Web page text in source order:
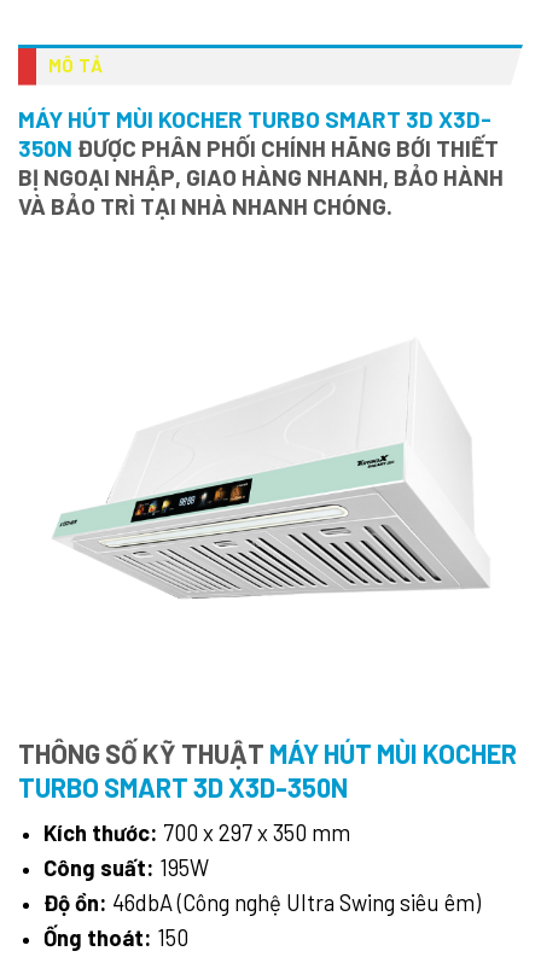
MÔ TẢ
MÁY HÚT MÙI KOCHER TURBO SMART 3D X3D-
350N ĐƯỢC PHÂN PHỐI CHÍNH HÃNG BỚI THIẾT
BỊ NGOẠI NHẬP, GIAO HÀNG NHANH, BẢO HÀNH
VÀ BẢO TRÌ TẠI NHÀ NHANH CHÓNG.
THÔNG SỐ KỸ THUẬT MÁY HÚT MÙI KOCHER
TURBO SMART 3D X3D-350N
Kích thước: 700 x 297 x 350 mm
Công suất: 195W
Độ ồn: 46dbA (Công nghệ Ultra Swing siêu êm)
Ống thoát: 150